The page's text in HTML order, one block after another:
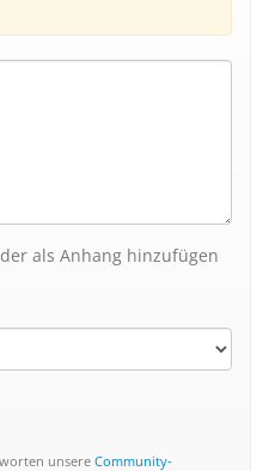
als Anhang hinzufügen
unsereCommunity-